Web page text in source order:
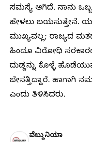
ಸಮಸ್ಯೆ ಆಗಿದೆ. ನಾನು
ಹೇಳಲು ಬಯಸುತ್ತೇನೆ.
ಮುಖ್ಯವಲ್ಲ; ರಾಜ್ಯದ
ಹಿಂದೂ ವಿರೋಧಿ
ದುಡ್ಡನ್ನು ಕೊಳ್ಳೆ
ಬೇಸತ್ತಿದ್ದಾರೆ. ಹಾಗಾಗಿ
ಎಂದು ತಿಳಿಸಿದರು.
ವೆಬ್ದುನಿಯಾ